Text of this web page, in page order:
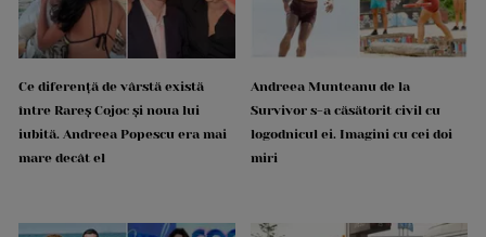
Ce diferență de vârstă există
între Rareș Cojoc și noua lui
iubită. Andreea Popescu era mai
mare decât el
Andreea Munteanu de la
Survivor s-a căsătorit civil cu
logodnicul ei. Imagini cu cei doi
miri